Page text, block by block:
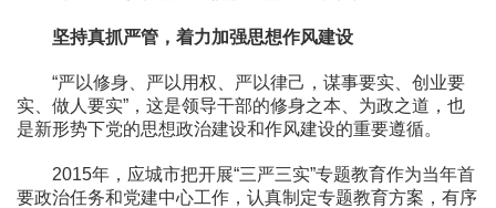
坚持真抓严管，着力加强思想作风建设
“严以修身、严以用权、严以律己，谋事要实、创业要
实、做人要实”，这是领导干部的修身之本、为政之道，也
是新形势下党的思想政治建设和作风建设的重要遵循。
2015年，应城市把开展“三严三实”专题教育作为当年首
要政治任务和党建中心工作，认真制定专题教育方案，有序